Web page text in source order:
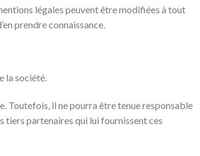
légales peuvent être modifiées à tout
prendre connaissance.
la société.
Toutefois, il ne pourra être tenue responsable
tiers partenaires qui lui fournissent ces